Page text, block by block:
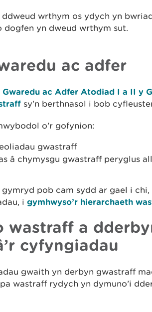
wrthym os ydych yn
dogfen yn dweud wrthym sut.
ac adfer
Gwaredu ac Adfer Atodiad I a II y
sy'n berthnasol i bob
o’r gofynion:
gwastraff
â chymysgu gwastraff peryglus
pob cam sydd ar gael i chi,
i gymhwyso’r hierarchaeth
wastraff a
cyfyngiadau
gwaith yn derbyn gwastraff
wastraff rydych yn dymuno’i